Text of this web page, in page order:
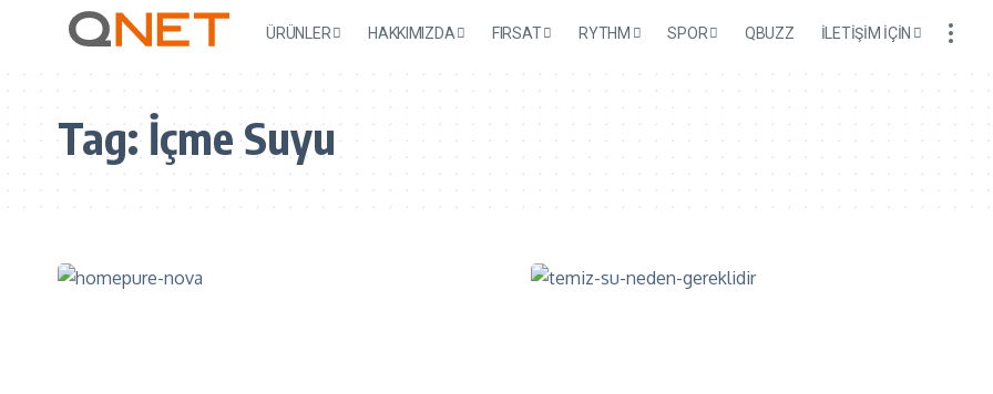
ÜRÜNLER HAKKIMIZDA FIRSAT RYTHM SPOR QBUZZ İLETİŞİM İÇİN
Tag:İçme Suyu